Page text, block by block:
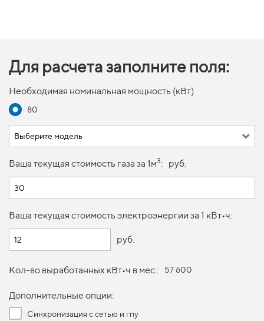
Для расчета заполните поля:
Необходимая номинальная мощность (кВт)
80
Выберите модель
Ваша текущая стоимость газа за 1м3: руб.
Ваша текущая стоимость электроэнергии за 1 кВт•ч:
руб.
Кол-во выработанных кВт•ч в мес.: 57 600
Дополнительные опции:
Синхронизация с сетью и гпу